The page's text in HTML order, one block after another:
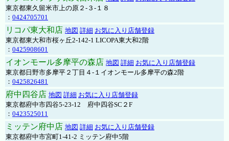
東京都東久留米市上の原２-３-１８
： 0424705701
リコパ東大和店 地図 詳細 お気に入り店舗登録
東京都東大和市桜ヶ丘2-142-1 LICOPA東大和2階
： 0425908601
イオンモール多摩平の森店 地図 詳細 お気に入り店舗登録
東京都日野市多摩平２丁目４-１イオンモール多摩平の森2階
： 0425826481
府中四谷店 地図 詳細 お気に入り店舗登録
東京都府中市四谷5-23-12 府中四谷SC２F
： 0423525011
ミッテン府中店 地図 詳細 お気に入り店舗登録
東京都府中市宮町1-41-2 ミッテン府中5階